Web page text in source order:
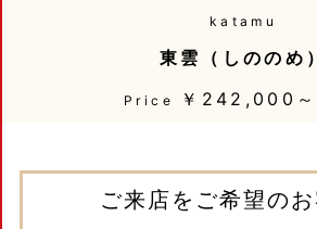
ご来店をご希望の
katamu
東雲（しののめ）
Price ￥242,000～